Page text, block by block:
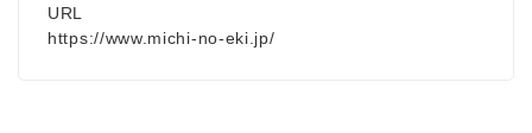
URL
https://www.michi-no-eki.jp/